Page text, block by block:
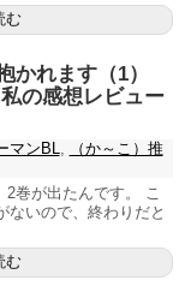
む
かれます（1）
の感想レビュー
マンBL,
（か～こ）推
巻が出たんです。 こ
ないので、終わりだと
む